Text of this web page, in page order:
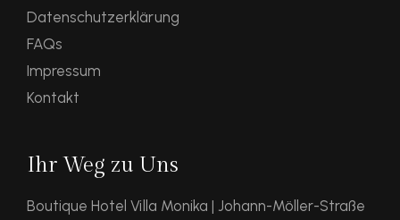
Datenschutzerklärung
FAQs
Impressum
Kontakt
Ihr Weg zu Uns
Boutique Hotel Villa Monika | Johann-Möller-Straße